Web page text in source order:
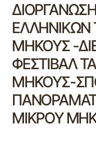
ΕΛΛΗΝΙΚΩΝ
ΜΗΚΟΥΣ -
ΦΕΣΤΙΒΑΛ
ΜΗΚΟΥΣ-
ΜΙΚΡΟΥ